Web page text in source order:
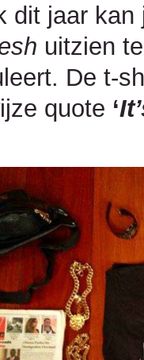
dit jaar
uitzien
De t-
quote ‘